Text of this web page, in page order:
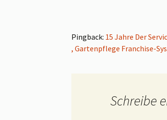
Pingback: 15 Jahre Der
, Gartenpflege Franchise-
Schreibe